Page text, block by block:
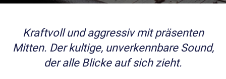
Kraftvoll und aggressiv mit präsenten
Mitten. Der kultige, unverkennbare Sound,
der alle Blicke auf sich zieht.